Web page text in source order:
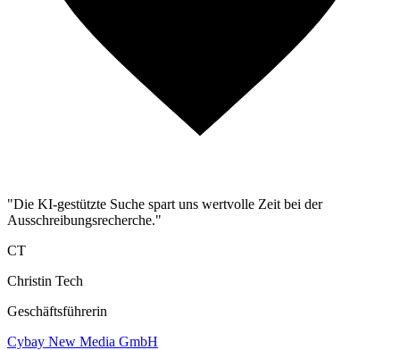
"Die KI-gestützte Suche spart uns wertvolle Zeit bei der
Ausschreibungsrecherche."
CT
Christin Tech
Geschäftsführerin
Cybay New Media GmbH